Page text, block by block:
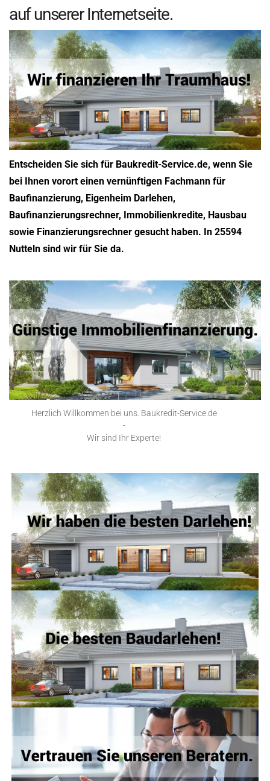
auf unserer Internetseite.
Entscheiden Sie sich für Baukredit-Service.de, wenn Sie
bei Ihnen vorort einen vernünftigen Fachmann für
Baufinanzierung, Eigenheim Darlehen,
Baufinanzierungsrechner, Immobilienkredite, Hausbau
sowie Finanzierungsrechner gesucht haben. In 25594
Nutteln sind wir für Sie da.
Herzlich Willkommen bei uns. Baukredit-Service.de
-
Wir sind Ihr Experte!